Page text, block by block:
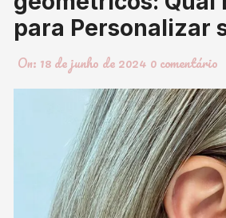
para Personalizar
On: 18 de junho de 2024 0 comentário